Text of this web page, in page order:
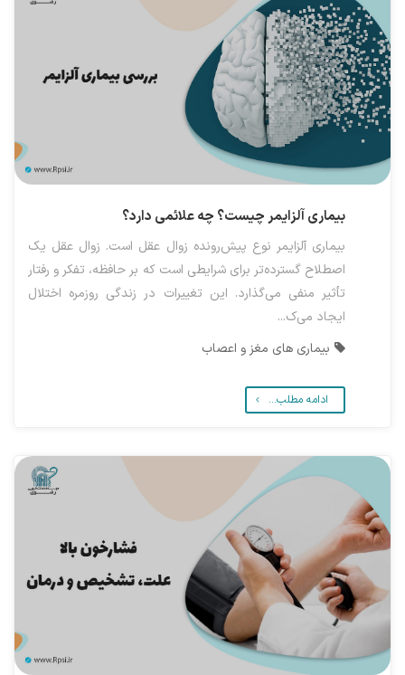
بیماری آلزایمر چیست؟ چه علائمی دارد؟
بیماری آلزایمر نوع پیش‌رونده زوال عقل است. زوال عقل یک
اصطلاح گسترده‌تر برای شرایطی است که بر حافظه، تفکر و رفتار
تأثیر منفی می‌گذارد. این تغییرات در زندگی روزمره اختلال
ایجاد می‌ک...
بیماری های مغز و اعصاب
ادامه مطلب...